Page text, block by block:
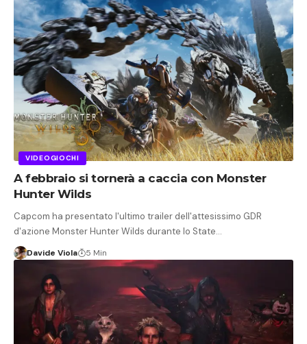
VIDEOGIOCHI
A febbraio si tornerà a caccia con Monster
Hunter Wilds
Capcom ha presentato l'ultimo trailer dell'attesissimo GDR
d'azione Monster Hunter Wilds durante lo State…
Davide Viola 5 Min